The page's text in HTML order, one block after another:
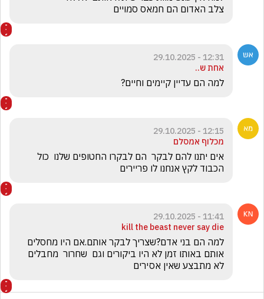
צלב האדום הם חמאס סמויים
12:31 - 29.10.2025
אחת ש..
למה הם עדיין קיימים וחיים?
12:15 - 29.10.2025
מכלוף אמסלם
הכבוד לקץ אנחנו לו פריירים
11:41 - 29.10.2025
kill the beast never say die
לא מתבצע שאין אסירים